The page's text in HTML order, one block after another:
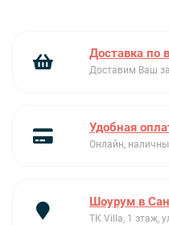
Доставка по
Доставим Ваш
Удобная
Онлайн,
Шоурум в
ТК Villa, 1 этаж,